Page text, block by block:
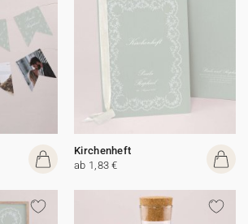
Kirchenheft
ab 1,83 €